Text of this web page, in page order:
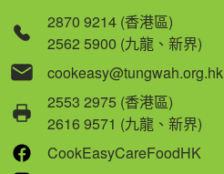
2870 9214 (香港區)
2562 5900 (九龍、新界)
cookeasy@tungwah.org.hk
2553 2975 (香港區)
2616 9571 (九龍、新界)
CookEasyCareFoodHK